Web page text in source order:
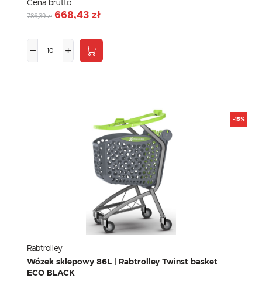
Cena brutto:
786,39 zł 668,43 zł
-15%
Rabtrolley
Wózek sklepowy 86L | Rabtrolley Twinst basket
ECO BLACK